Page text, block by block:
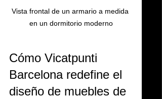
Vista frontal de un armario a medida
en un dormitorio moderno
Cómo Vicatpunti
Barcelona redefine el
diseño de muebles de